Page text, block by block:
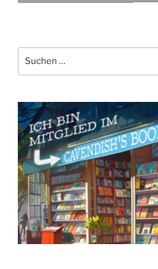
nach: